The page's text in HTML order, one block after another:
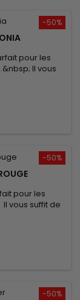
-50%
pour les
Il vous
pour booster
-50%
pour les
vous suffit de
votre style
-50%